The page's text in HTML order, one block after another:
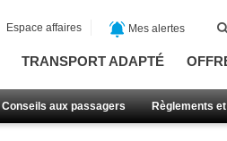
TRANSPORT ADAPTÉ
Conseils aux passagers Règlements
Espace affaires Mes alertes